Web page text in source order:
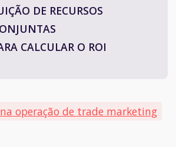
DE RECURSOS
CALCULAR O ROI
operação de trade marketing